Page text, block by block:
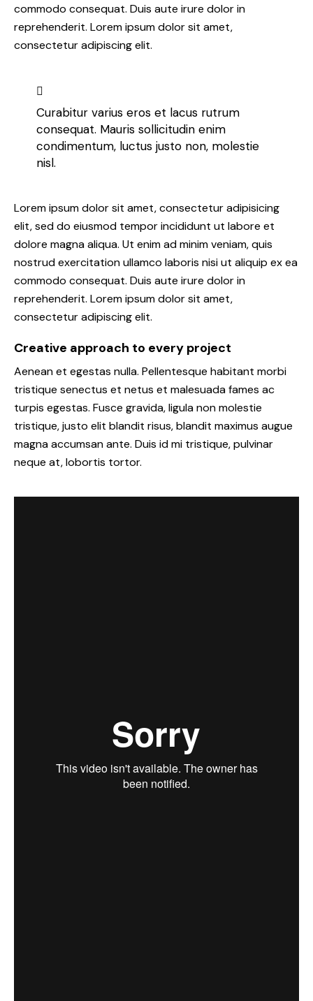
commodo consequat. Duis aute irure dolor in
reprehenderit. Lorem ipsum dolor sit amet,
consectetur adipiscing elit.
Curabitur varius eros et lacus rutrum
consequat. Mauris sollicitudin enim
condimentum, luctus justo non, molestie
nisl.
Lorem ipsum dolor sit amet, consectetur adipisicing
elit, sed do eiusmod tempor incididunt ut labore et
dolore magna aliqua. Ut enim ad minim veniam, quis
nostrud exercitation ullamco laboris nisi ut aliquip ex ea
commodo consequat. Duis aute irure dolor in
reprehenderit. Lorem ipsum dolor sit amet,
consectetur adipiscing elit.
Creative approach to every project
Aenean et egestas nulla. Pellentesque habitant morbi
tristique senectus et netus et malesuada fames ac
turpis egestas. Fusce gravida, ligula non molestie
tristique, justo elit blandit risus, blandit maximus augue
magna accumsan ante. Duis id mi tristique, pulvinar
neque at, lobortis tortor.